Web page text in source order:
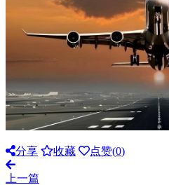
分享 收藏 点赞(0)
上一篇